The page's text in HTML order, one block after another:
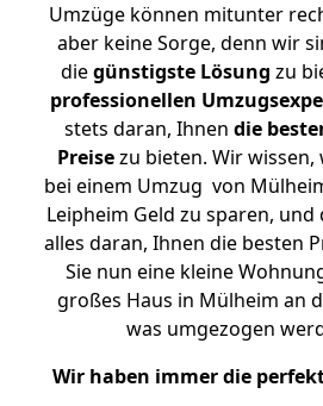
Umzüge können mitunter
aber keine Sorge, denn wir
diegünstigste Lösung zu
professionellen
stets daran, Ihnen die
Preisezu bieten. Wir wissen,
bei einem Umzug von
Leipheim Geld zu sparen,
alles daran, Ihnen die besten
Sie nun eine kleine
großes Haus in Mülheim an
was umgezogen
Wir haben immer die